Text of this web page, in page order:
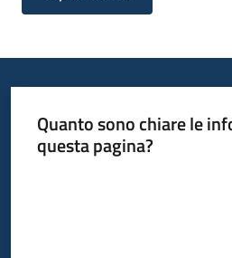
Quanto sono chiare le
questa pagina?